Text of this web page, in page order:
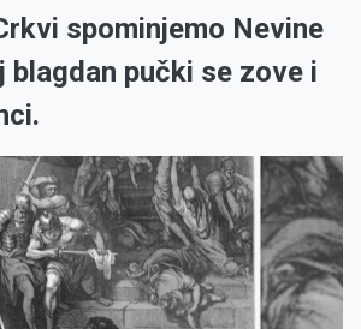
spominjemo Nevine
blagdan pučki se zove i